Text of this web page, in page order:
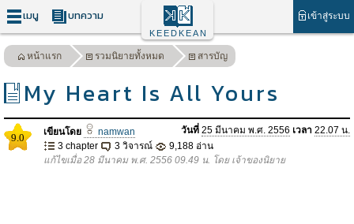
เมนู บทความ เข้าสู่ระบบ
KEEDKEAN
หน้าแรก รวมนิยายทั้งหมด สารบัญ
My Heart Is All Yours
9.0 เขียนโดย namwan วันที่ 25 มีนาคม พ.ศ. 2556 เวลา 22.07 น.
3 chapter
3 วิจารณ์
9,188 อ่าน
แก้ไขเมื่อ 28 มีนาคม พ.ศ. 2556 09.49 น. โดย เจ้าของนิยาย